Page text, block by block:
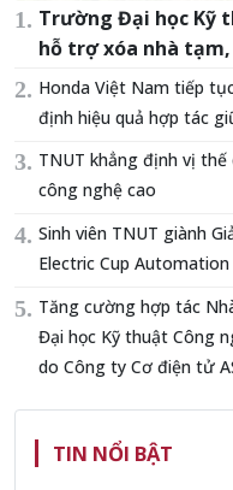
Trường Đại học Kỹ
hỗ trợ xóa nhà
Honda Việt Nam tiếp
định hiệu quả hợp tác
TNUT khẳng định vị
công nghệ cao
Sinh viên TNUT giành
Electric Cup
Tăng cường hợp tác
Đại học Kỹ thuật Công
do Công ty Cơ điện tử
TIN NỔI BẬT